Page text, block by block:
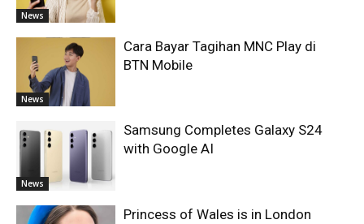
News
News
Cara Bayar Tagihan MNC Play di
BTN Mobile
News
Samsung Completes Galaxy S24
with Google AI
Princess of Wales is in London